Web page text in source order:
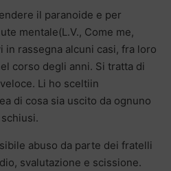
il paranoide e per
mentale(L.V., Come me,
in rassegna alcuni casi, fra loro
corso degli anni. Si tratta di
Li ho sceltiin
di cosa sia uscito da ognuno
abuso da parte dei fratelli
svalutazione e scissione.